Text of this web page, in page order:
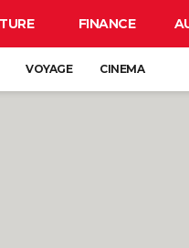
FINANCE
VOYAGE CINEMA